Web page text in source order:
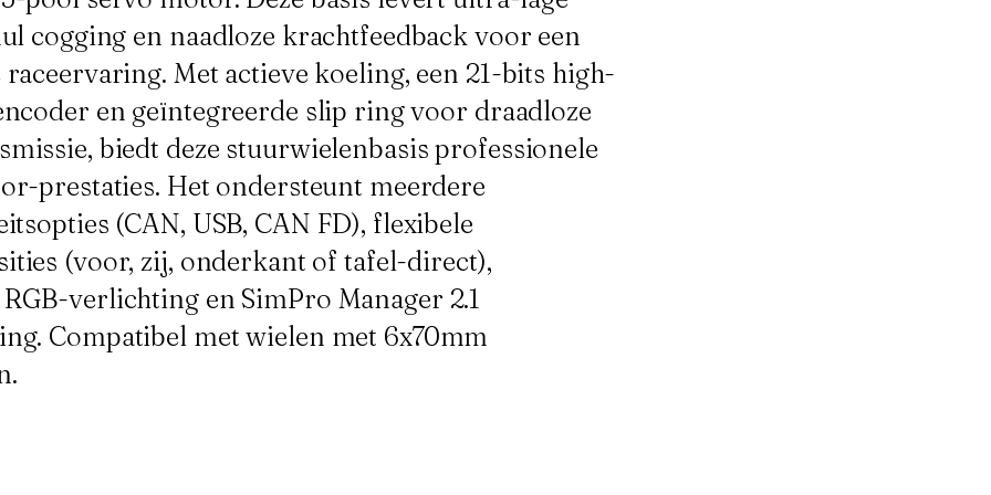
cogging en naadloze krachtfeedback voor een
Met actieve koeling, een 21-bits high-
en geïntegreerde slip ring voor draadloze
biedt deze stuurwielenbasis professionele
prestaties. Het ondersteunt meerdere
(CAN, USB, CAN FD), flexibele
(voor, zij, onderkant of tafel-direct),
verlichting en SimPro Manager 2.1
Compatibel met wielen met 6x70mm